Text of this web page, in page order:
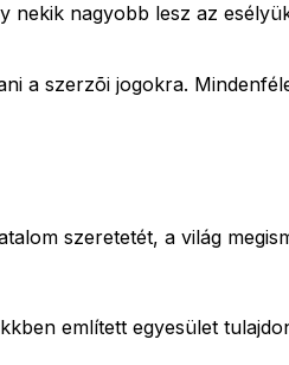
nekik nagyobb lesz az
a szerzõi jogokra.
szeretetét, a világ
említett egyesület